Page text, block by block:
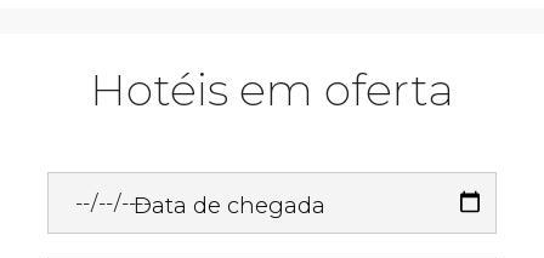
Hotéis em oferta
Data de chegada